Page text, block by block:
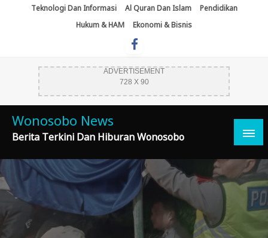
Teknologi Dan Informasi Al Quran Dan Islam
Pendidikan
Hukum & HAM
Ekonomi & Bisnis
ADVERTISEMENT
728 X 90
Wonosobo News
Berita Terkini Dan Hiburan Wonosobo